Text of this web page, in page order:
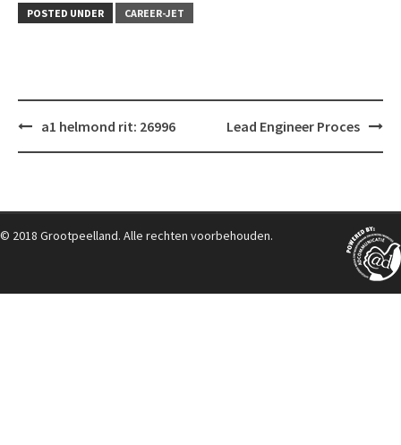
POSTED UNDER CAREER-JET
Post
navigation
a1 helmond rit: 26996 Lead Engineer Proces
© 2018 Grootpeelland. Alle rechten voorbehouden.